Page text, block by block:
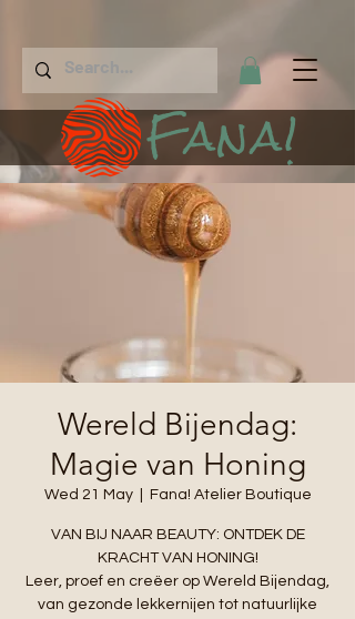
Fana!
Wereld Bijendag:
Magie van Honing
Wed 21 May
  |
Fana! Atelier Boutique
VAN BIJ NAAR BEAUTY: ONTDEK DE
KRACHT VAN HONING!
Leer, proef en creëer op Wereld Bijendag,
van gezonde lekkernijen tot natuurlijke